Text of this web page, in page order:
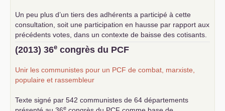
Un peu plus d’un tiers des adhérents a participé à cette
consultation, soit une participation en hausse par rapport aux
précédents votes, dans un contexte de baisse des cotisants.
... lire la suite
(2013) 36e congrès du PCF
Unir les communistes pour un PCF de combat, marxiste,
populaire et rassembleur
Texte signé par 542 communistes de 64 départements
e